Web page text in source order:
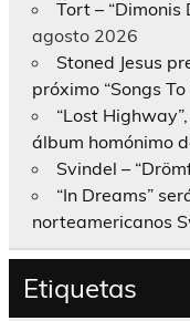
Tort – “Dimonis
agosto 2026
Stoned Jesus
próximo “Songs To
“Lost
álbum homónimo
Svindel –
“In Dreams”
norteamericanos
Etiquetas